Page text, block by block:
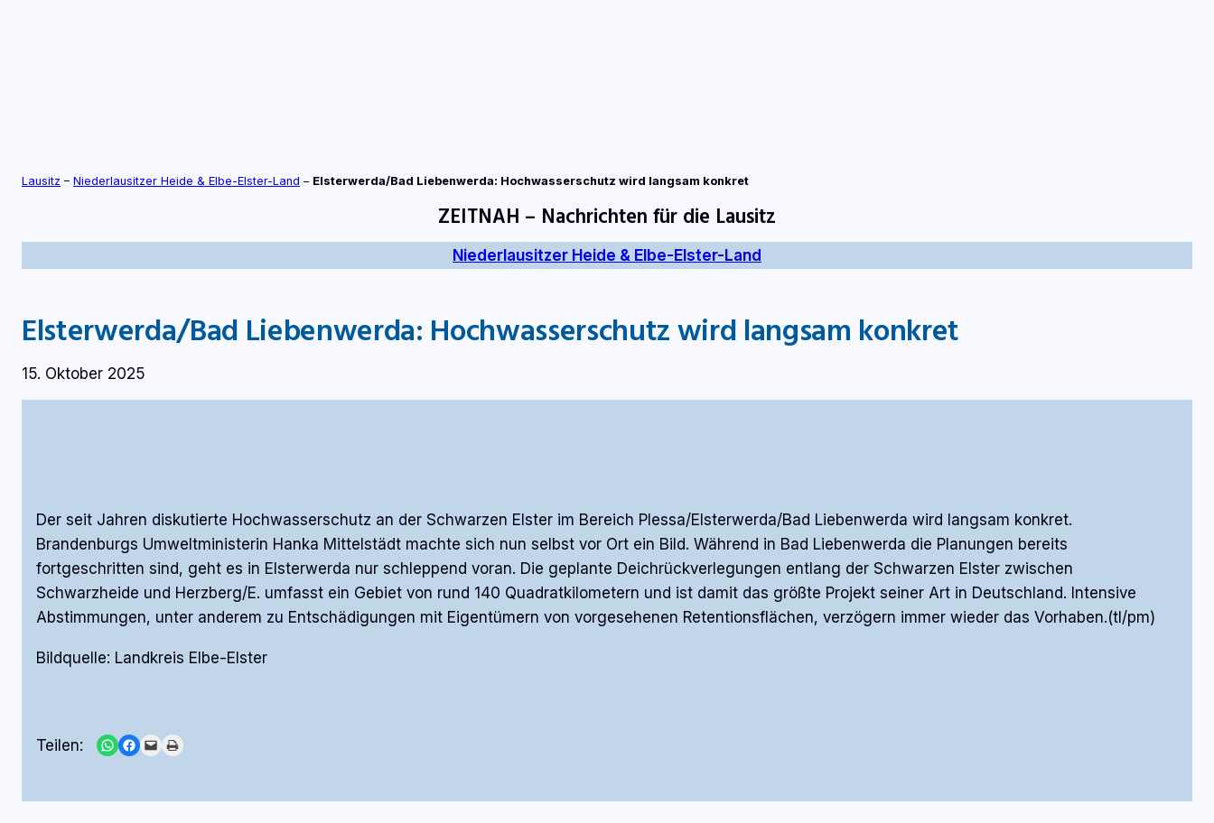
Lausitz – Niederlausitzer Heide & Elbe-Elster-Land – Elsterwerda/Bad Liebenwerda: Hochwasserschutz wird langsam konkret
ZEITNAH – Nachrichten für die Lausitz
Niederlausitzer Heide & Elbe-Elster-Land
Elsterwerda/Bad Liebenwerda: Hochwasserschutz wird langsam konkret
15. Oktober 2025
Der seit Jahren diskutierte Hochwasserschutz an der Schwarzen Elster im Bereich Plessa/Elsterwerda/Bad Liebenwerda wird langsam konkret.
Brandenburgs Umweltministerin Hanka Mittelstädt machte sich nun selbst vor Ort ein Bild. Während in Bad Liebenwerda die Planungen bereits
fortgeschritten sind, geht es in Elsterwerda nur schleppend voran. Die geplante Deichrückverlegungen entlang der Schwarzen Elster zwischen
Schwarzheide und Herzberg/E. umfasst ein Gebiet von rund 140 Quadratkilometern und ist damit das größte Projekt seiner Art in Deutschland. Intensive
Abstimmungen, unter anderem zu Entschädigungen mit Eigentümern von vorgesehenen Retentionsflächen, verzögern immer wieder das Vorhaben.(tl/pm)
Bildquelle: Landkreis Elbe-Elster
Teilen: Share on WhatsApp
Share on Facebook
Email this PagePrint this Page